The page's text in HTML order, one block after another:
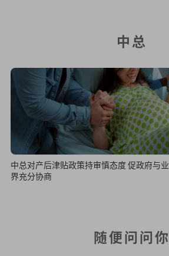
中总
中总对产后津贴政策持审慎态度 促政府与业
界充分协商
随便问问你